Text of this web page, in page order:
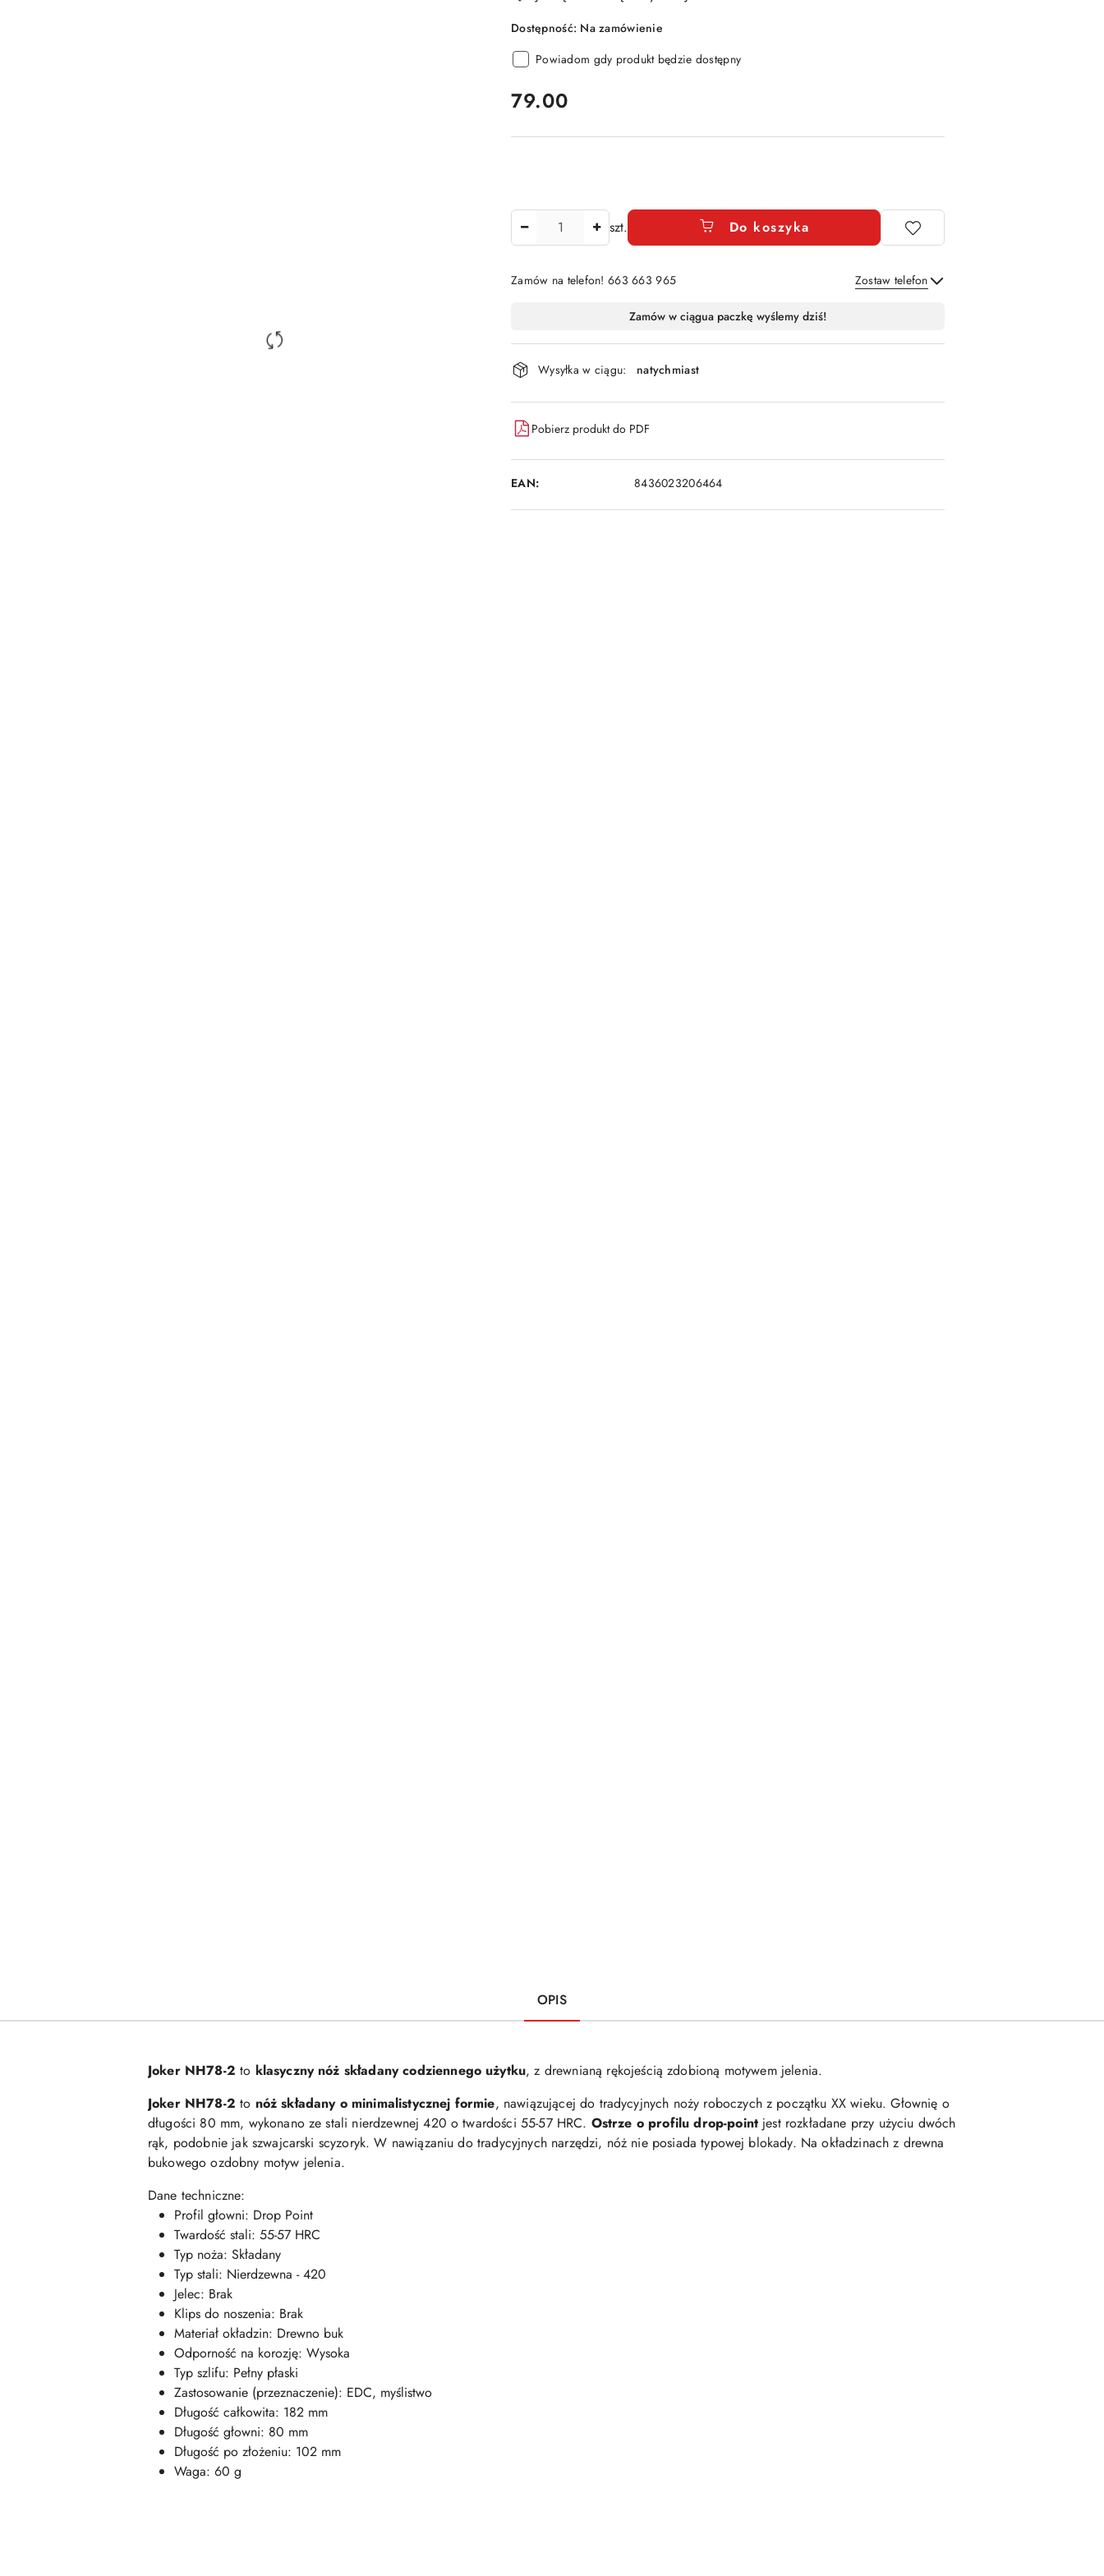
Dostępność: Na zamówienie
Powiadom gdy produkt będzie dostępny
cena:
79.00
szt. Do koszyka
Zamów na telefon! 663 663 965 Zostaw telefon
i
dostawa
Zamów w ciągua paczkę wyślemy dziś!
Wysyłka w ciągu: natychmiast
Pobierz produkt do PDF
EAN: 8436023206464
OPIS
Joker NH78-2to klasyczny nóż składany codziennego użytku, z drewnianą rękojeścią zdobioną motywem jelenia.
Joker NH78-2 to nóż składany o minimalistycznej formie, nawiązującej do tradycyjnych noży roboczych z początku XX wieku. Głownię o
długości 80 mm, wykonano ze stali nierdzewnej 420 o twardości 55-57 HRC. Ostrze o profilu drop-point jest rozkładane przy użyciu dwóch
rąk, podobnie jak szwajcarski scyzoryk. W nawiązaniu do tradycyjnych narzędzi, nóż nie posiada typowej blokady. Na okładzinach z drewna
bukowego ozdobny motyw jelenia.
Dane techniczne:
Profil głowni: Drop Point
Twardość stali: 55-57 HRC
Typ noża: Składany
Typ stali: Nierdzewna - 420
Jelec: Brak
Klips do noszenia: Brak
Materiał okładzin: Drewno buk
Odporność na korozję: Wysoka
Typ szlifu: Pełny płaski
Zastosowanie (przeznaczenie): EDC, myślistwo
Długość całkowita: 182 mm
Długość głowni: 80 mm
Długość po złożeniu: 102 mm
Waga: 60 g